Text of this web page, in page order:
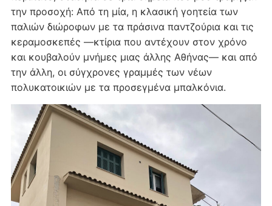
την προσοχή: Από τη μία, η κλασική γοητεία των
παλιών διώροφων με τα πράσινα παντζούρια και τις
κεραμοσκεπές —κτίρια που αντέχουν στον χρόνο
και κουβαλούν μνήμες μιας άλλης Αθήνας— και από
την άλλη, οι σύγχρονες γραμμές των νέων
πολυκατοικιών με τα προσεγμένα μπαλκόνια.